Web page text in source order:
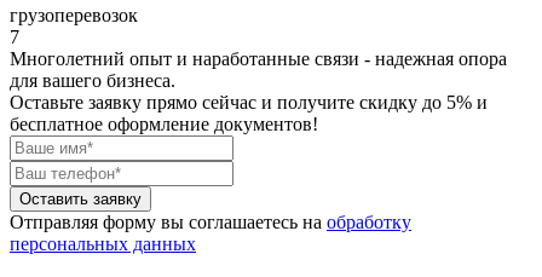
грузоперевозок
7
Многолетний опыт и наработанные связи - надежная опора
для вашего бизнеса.
Оставьте заявку прямо сейчас и получите скидку до 5% и
бесплатное оформление документов!
Оставить заявку
Отправляя форму вы соглашаетесь на обработку
персональных данных